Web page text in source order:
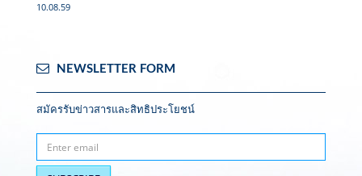
10.08.59
NEWSLETTER FORM
สมัครรับข่าวสารและสิทธิประโยชน์